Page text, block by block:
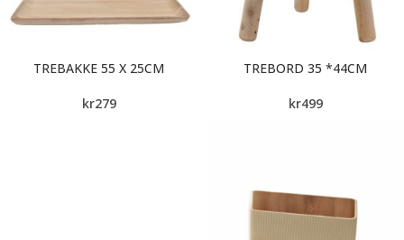
TREBAKKE 55 X 25CM
kr279
TREBORD 35 *44CM
kr499